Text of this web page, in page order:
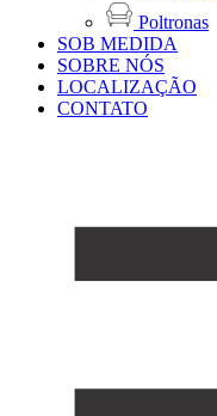
Poltronas
SOB MEDIDA
SOBRE NÓS
LOCALIZAÇÃO
CONTATO